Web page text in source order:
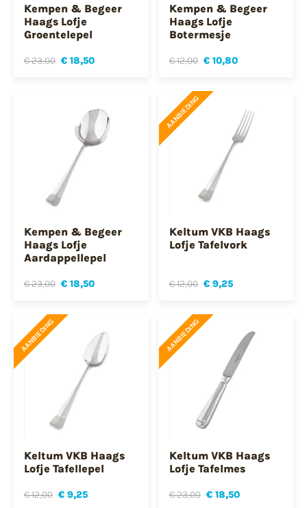
Kempen & Begeer
Haags Lofje
Groentelepel
€ 23,00 € 18,50
Kempen & Begeer
Haags Lofje
Botermesje
€ 12,00 € 10,80
Kempen & Begeer
Haags Lofje
Aardappellepel
€ 23,00 € 18,50
AANBIEDING
Keltum VKB Haags
Lofje Tafelvork
€ 12,00 € 9,25
AANBIEDING
Keltum VKB Haags
Lofje Tafellepel
€ 12,00 € 9,25
AANBIEDING
Keltum VKB Haags
Lofje Tafelmes
€ 23,00 € 18,50